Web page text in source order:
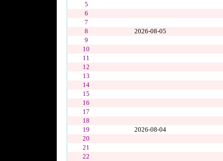
5
6
7
8
2026-08-05
9
10
11
12
13
14
15
16
17
18
19
2026-08-04
20
21
22